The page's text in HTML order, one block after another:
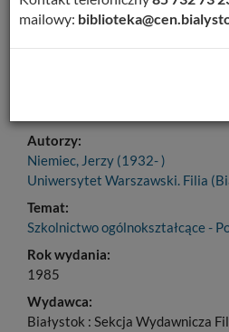
Szczegóły MARC 21
Autorzy:
Niemiec, Jerzy (1932- )
Uniwersytet Warszawski. Filia
Temat:
Szkolnictwo ogólnokształcące -
Rok wydania:
1985
Wydawca:
Białystok : Sekcja Wydawnicza
mailowy: